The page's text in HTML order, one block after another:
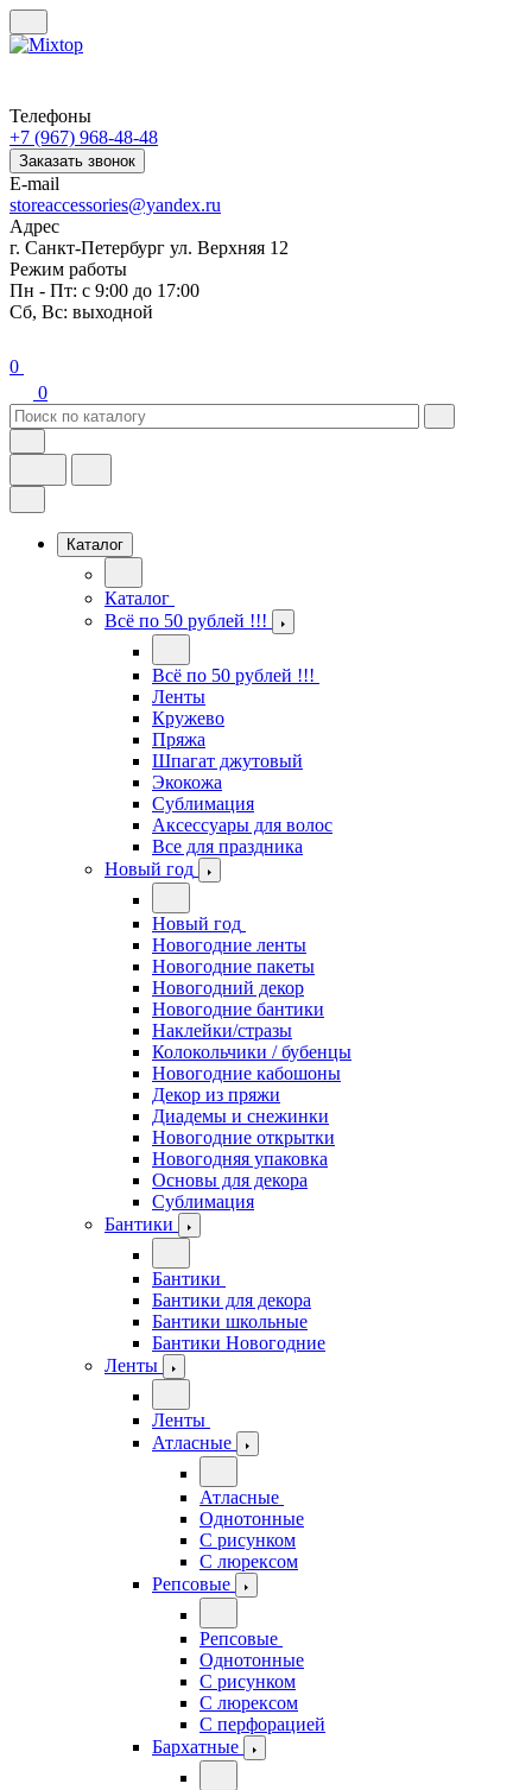
Телефоны
+7 (967) 968-48-48
Заказать звонок
E-mail
storeaccessories@yandex.ru
Адрес
г. Санкт-Петербург ул. Верхняя 12
Режим работы
Пн - Пт: с 9:00 до 17:00
Сб, Вс: выходной
0
0
Каталог
Каталог
Всё по 50 рублей !!!
Всё по 50 рублей !!!
Ленты
Кружево
Пряжа
Шпагат джутовый
Экокожа
Сублимация
Аксессуары для волос
Все для праздника
Новый год
Новый год
Новогодние ленты
Новогодние пакеты
Новогодний декор
Новогодние бантики
Наклейки/стразы
Колокольчики / бубенцы
Новогодние кабошоны
Декор из пряжи
Диадемы и снежинки
Новогодние открытки
Новогодняя упаковка
Основы для декора
Сублимация
Бантики
Бантики
Бантики для декора
Бантики школьные
Бантики Новогодние
Ленты
Ленты
Атласные
Атласные
Однотонные
С рисунком
С люрексом
Репсовые
Репсовые
Однотонные
С рисунком
С люрексом
С перфорацией
Бархатные